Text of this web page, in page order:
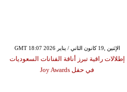
GMT 18:07 2026 الإثنين ,19 كانون الثاني / يناير
إطلالات راقية تبرز أناقة الفنانات السعوديات
في حفل Joy Awards